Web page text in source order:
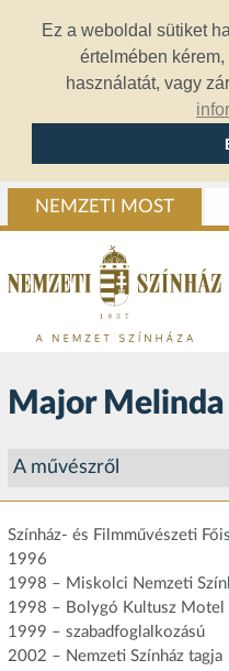
Ez a weboldal sütiket
értelmében
használatát, vagy
NEMZETI MOST
Major Melinda
Színház- és Filmművészeti
1996
1998 – Miskolci Nemzeti
1998 – Bolygó Kultusz Motel
1999 – szabadfoglalkozású
2002 – Nemzeti Színház tagja